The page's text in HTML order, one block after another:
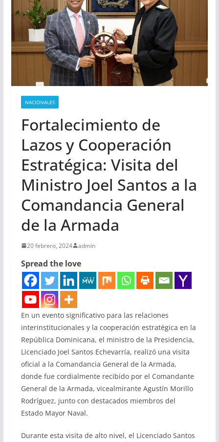
NACIONALES
Fortalecimiento de
Lazos y Cooperación
Estratégica: Visita del
Ministro Joel Santos a la
Comandancia General
de la Armada
20 febrero, 2024 admin
Spread the love
En un evento significativo para las relaciones
interinstitucionales y la cooperación estratégica en la
República Dominicana, el ministro de la Presidencia,
Licenciado Joel Santos Echevarría, realizó una visita
oficial a la Comandancia General de la Armada,
donde fue cordialmente recibido por el Comandante
General de la Armada, vicealmirante Agustín Morillo
Rodríguez, junto con destacados miembros del
Estado Mayor Naval.
Durante esta visita de alto nivel, el Licenciado Santos